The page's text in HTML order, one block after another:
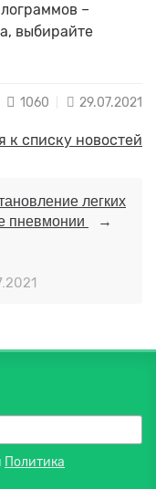
–
выбирайте
1060 29.07.2021
к списку новостей
легких
пневмонии
Политика